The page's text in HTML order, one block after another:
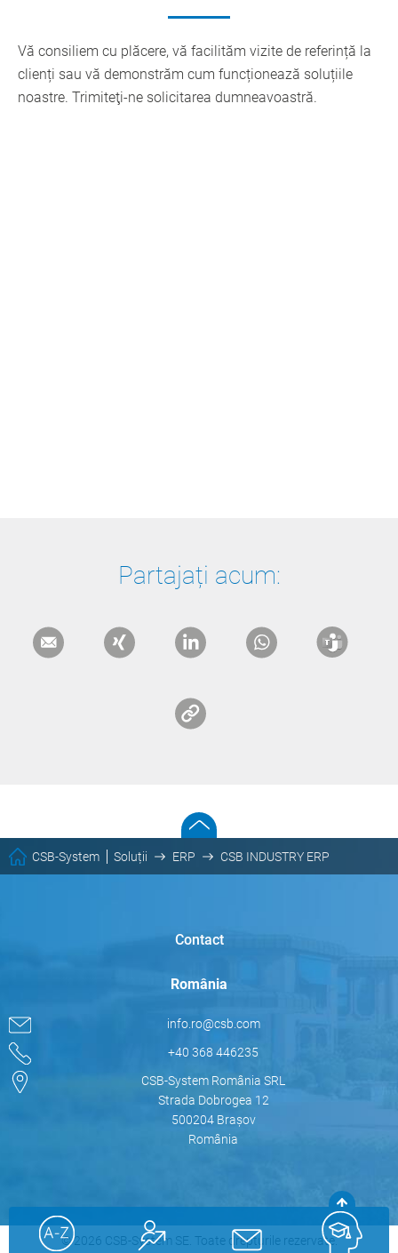
Vă consiliem cu plăcere, vă facilităm vizite de referință la
clienți sau vă demonstrăm cum funcționează soluțiile
noastre. Trimiteţi-ne solicitarea dumneavoastră.
Partajați acum:
CSB-System Soluții ERP CSB INDUSTRY ERP
Contact
România
info.ro@csb.com
+40 368 446235
CSB-System România SRL
Strada Dobrogea 12
500204 Brașov
România
© 2026 CSB-System SE. Toate drepturile rezervate.